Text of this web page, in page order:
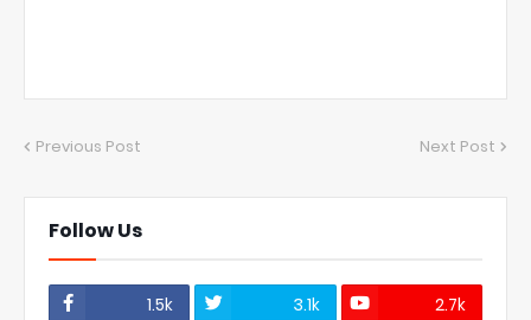
Previous Post Next Post
Follow Us
1.5k 3.1k
2.7k